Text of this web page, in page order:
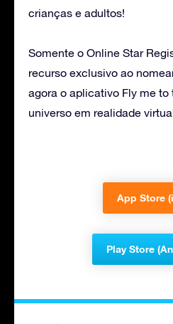
crianças e adultos!
Somente o Online Star
recurso exclusivo ao
agora o aplicativo Fly me to
universo em realidade
App Store
Play Store